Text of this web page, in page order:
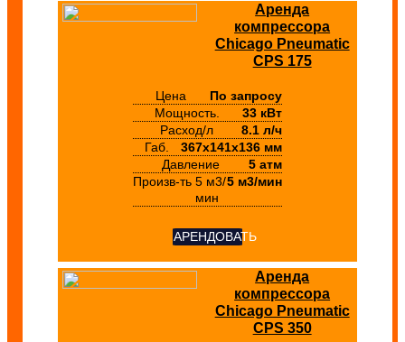
Аренда
компрессора
Chicago Pneumatic
CPS 175
Цена
По запросу
Мощность.
33 кВт
Расход/л
8.1 л/ч
Габ.
367х141х136 мм
Давление
5 атм
Произв-ть
5 м3/мин
5 м3/
мин
АРЕНДОВАТЬ
Аренда
компрессора
Chicago Pneumatic
CPS 350